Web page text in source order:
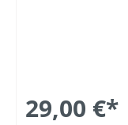
29,00 €*